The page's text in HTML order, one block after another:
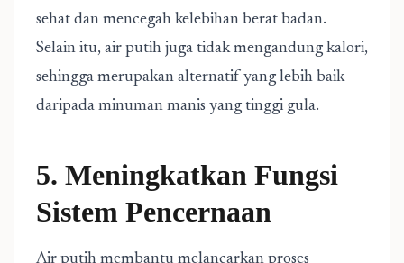
sehat dan mencegah kelebihan berat badan.
Selain itu, air putih juga tidak mengandung kalori,
sehingga merupakan alternatif yang lebih baik
daripada minuman manis yang tinggi gula.
5. Meningkatkan Fungsi
Sistem Pencernaan
Air putih membantu melancarkan proses